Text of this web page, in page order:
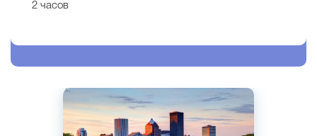
2 часов
Английский
Нью-Йорк, США
Частный